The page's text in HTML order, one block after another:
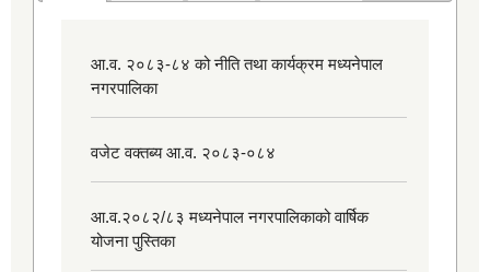
आ.व. २०८३-८४ को नीति तथा कार्यक्रम मध्यनेपाल
नगरपालिका
वजेट वक्तब्य आ.व. २०८३-०८४
आ.व.२०८२/८३ मध्यनेपाल नगरपालिकाको वार्षिक
योजना पुस्तिका